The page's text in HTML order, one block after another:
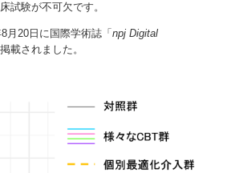
試験が不可欠です。
20日に国際学術誌「 npj Digital
載されました。